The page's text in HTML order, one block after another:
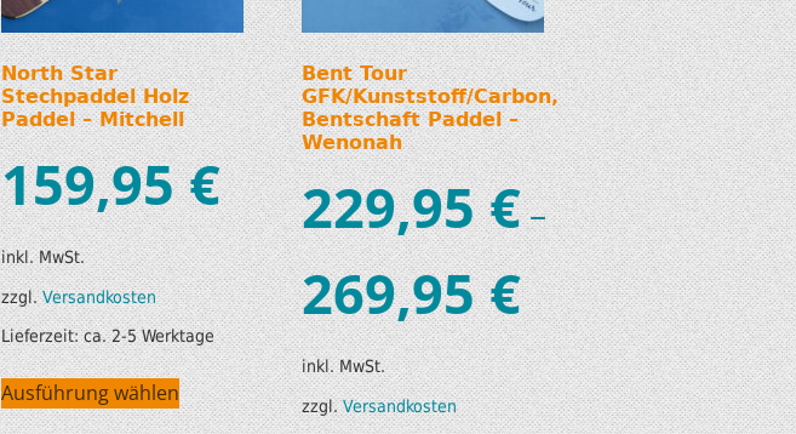
North Star
Stechpaddel Holz
Paddel – Mitchell
159,95€
inkl. MwSt.
zzgl.Versandkosten
Lieferzeit:ca. 2-5 Werktage
Ausführung wählen
Bent Tour
GFK/Kunststoff/Carbon,
Bentschaft Paddel –
Wenonah
229,95€–
269,95€
inkl. MwSt.
zzgl.Versandkosten